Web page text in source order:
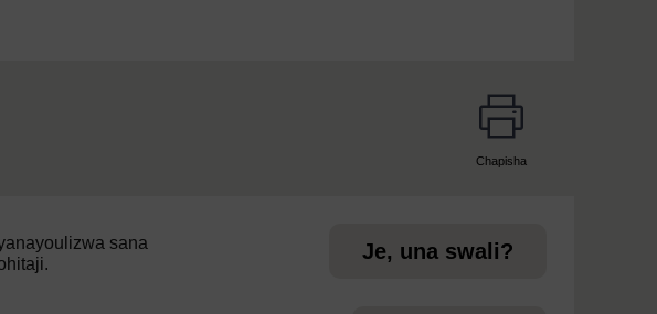
Chapisha
sana
Je, una swali?